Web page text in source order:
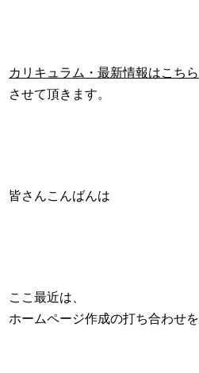
カリキュラム・最新情報はこちら
させて頂きます。
皆さんこんばんは
ここ最近は、
ホームページ作成の打ち合わせ